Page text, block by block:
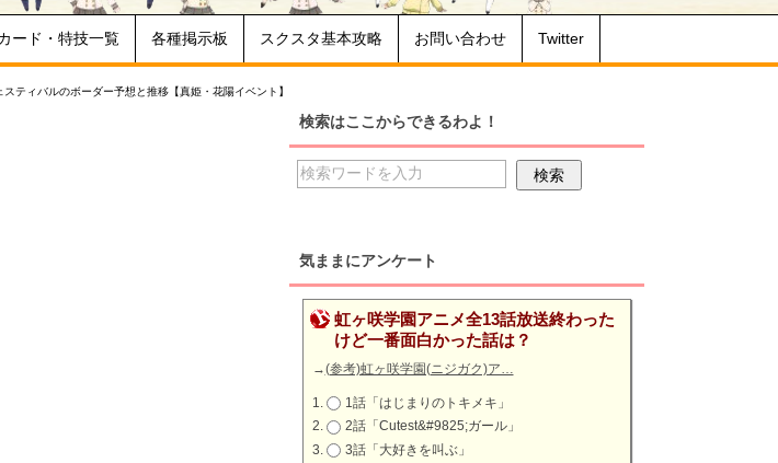
ード・特技一覧 各種掲示板 スクスタ基本攻略 お問い合わせ Twitter
ティバルのボーダー予想と推移【真姫・花陽イベント】
検索はここからできるわよ！
気ままにアンケート
虹ヶ咲学園アニメ全13話放送終わった
けど一番面白かった話は？
→(参考)虹ヶ咲学園(ニジガク)ア…
1話「はじまりのトキメキ」
2話「Cutest&#9825;ガール」
3話「大好きを叫ぶ」